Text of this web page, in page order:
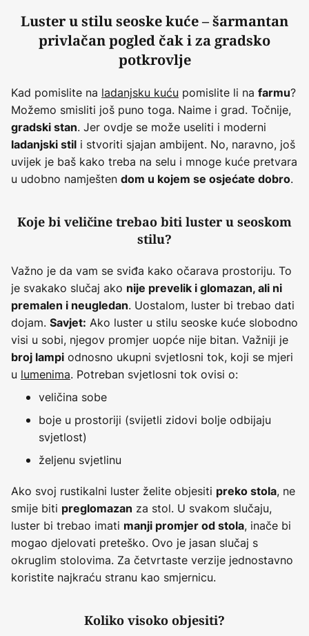
Luster u stilu seoske kuće – šarmantan
privlačan pogled čak i za gradsko
potkrovlje
Kad pomislite na ladanjsku kuću pomislite li na farmu?
Možemo smisliti još puno toga. Naime i grad. Točnije,
gradski stan. Jer ovdje se može useliti i moderni
ladanjski stil i stvoriti sjajan ambijent. No, naravno, još
uvijek je baš kako treba na selu i mnoge kuće pretvara
u udobno namješten dom u kojem se osjećate dobro.
Koje bi veličine trebao biti luster u seoskom
stilu?
Važno je da vam se sviđa kako očarava prostoriju. To
je svakako slučaj ako nije prevelik i glomazan, ali ni
premalen i neugledan. Uostalom, luster bi trebao dati
dojam. Savjet: Ako luster u stilu seoske kuće slobodno
visi u sobi, njegov promjer uopće nije bitan. Važniji je
broj lampi odnosno ukupni svjetlosni tok, koji se mjeri
u lumenima. Potreban svjetlosni tok ovisi o:
veličina sobe
boje u prostoriji (svijetli zidovi bolje odbijaju
svjetlost)
željenu svjetlinu
Ako svoj rustikalni luster želite objesiti preko stola, ne
smije biti preglomazan za stol. U svakom slučaju,
luster bi trebao imati manji promjer od stola, inače bi
mogao djelovati preteško. Ovo je jasan slučaj s
okruglim stolovima. Za četvrtaste verzije jednostavno
koristite najkraću stranu kao smjernicu.
Koliko visoko objesiti?